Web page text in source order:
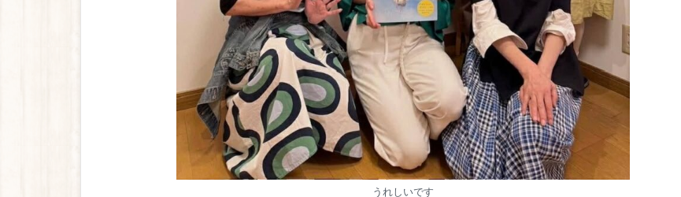
うれしいです